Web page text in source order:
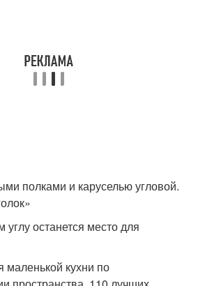
полками и каруселью угловой.
останется место для